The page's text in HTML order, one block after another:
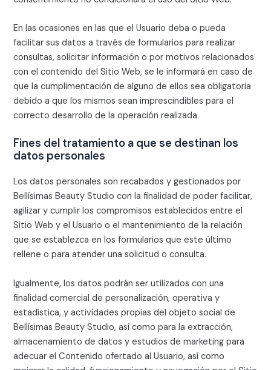
En las ocasiones en las que el Usuario deba o pueda
facilitar sus datos a través de formularios para realizar
consultas, solicitar información o por motivos relacionados
con el contenido del Sitio Web, se le informará en caso de
que la cumplimentación de alguno de ellos sea obligatoria
debido a que los mismos sean imprescindibles para el
correcto desarrollo de la operación realizada.
Fines del tratamiento a que se destinan los
datos personales
Los datos personales son recabados y gestionados por
Bellísimas Beauty Studio con la finalidad de poder facilitar,
agilizar y cumplir los compromisos establecidos entre el
Sitio Web y el Usuario o el mantenimiento de la relación
que se establezca en los formularios que este último
rellene o para atender una solicitud o consulta.
Igualmente, los datos podrán ser utilizados con una
finalidad comercial de personalización, operativa y
estadística, y actividades propias del objeto social de
Bellísimas Beauty Studio, así como para la extracción,
almacenamiento de datos y estudios de marketing para
adecuar el Contenido ofertado al Usuario, así como